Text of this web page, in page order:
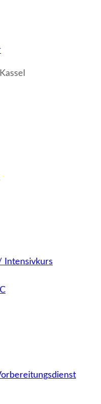
Intensivkurs